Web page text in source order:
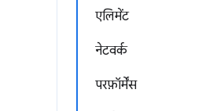
एलिमेंट
नेटवर्क
परफ़ॉर्मेंस